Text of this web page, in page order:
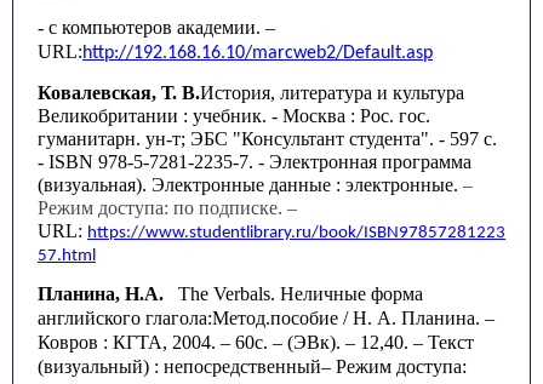
- с компьютеров академии. –
URL:http://192.168.16.10/marcweb2/Default.asp
Ковалевская, Т. В.История, литература и культура
Великобритании : учебник. - Москва : Рос. гос.
гуманитарн. ун-т; ЭБС "Консультант студента". - 597 с.
- ISBN 978-5-7281-2235-7. - Электронная программа
(визуальная). Электронные данные : электронные. –
Режим доступа: по подписке. –
URL: https://www.studentlibrary.ru/book/ISBN97857281223
57.html
Планина, Н.А. The Verbals. Неличные форма
английского глагола:Метод.пособие / Н. А. Планина. –
Ковров : КГТА, 2004. – 60с. – (ЭВк). – 12,40. – Текст
(визуальный) : непосредственный– Режим доступа: